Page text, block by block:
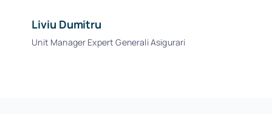
Liviu Dumitru
Unit Manager Expert Generali Asigurari